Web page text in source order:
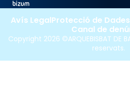
Copyright 2026 ©ARQUEBISBAT DE
reservats.
Avís LegalProtecció de Dades
Canal de